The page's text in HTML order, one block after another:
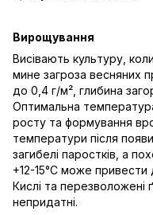
Вирощування
Висівають культуру,
мине загроза весняних
до 0,4 г/м², глибина
Оптимальна
росту та формування
температури після
загибелі паростків, а
+12-15°С може привести
Кислі та перезволожені
непридатні.